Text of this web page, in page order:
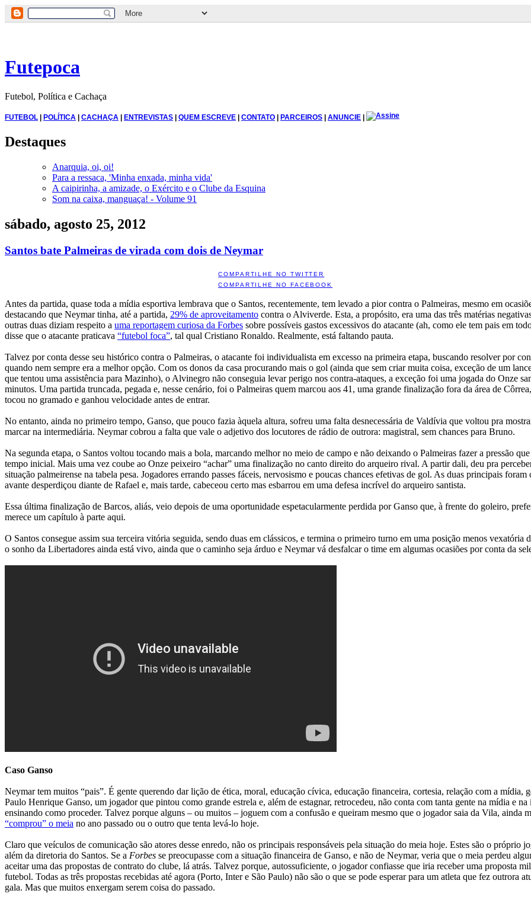
Futepoca
Futebol, Política e Cachaça
FUTEBOL | POLÍTICA | CACHAÇA | ENTREVISTAS | QUEM ESCREVE | CONTATO | PARCEIROS | ANUNCIE |
Destaques
Anarquia, oi, oi!
Para a ressaca, 'Minha enxada, minha vida'
A caipirinha, a amizade, o Exército e o Clube da Esquina
Som na caixa, manguaça! - Volume 91
sábado, agosto 25, 2012
Santos bate Palmeiras de virada com dois de Neymar
COMPARTILHE NO TWITTER
COMPARTILHE NO FACEBOOK
Antes da partida, quase toda a mídia esportiva lembrava que o Santos, recentemente, tem levado a pior contra o Palmeiras, mesmo em
destacando que Neymar tinha, até a partida, 29% de aproveitamento contra o Alviverde. Esta, a propósito, era uma das três matérias
outras duas diziam respeito a uma reportagem curiosa da Forbes sobre possíveis gastos excessivos do atacante (ah, como ele tem pais em
disse que o atacante praticava “futebol foca”, tal qual Cristiano Ronaldo. Realmente, está faltando pauta.
Talvez por conta desse seu histórico contra o Palmeiras, o atacante foi individualista em excesso na primeira etapa, buscando resolver por
quando nem sempre era a melhor opção. Com os donos da casa procurando mais o gol (ainda que sem criar muita coisa, exceção de um
que tentou uma assistência para Mazinho), o Alvinegro não conseguia levar perigo nos contra-ataques, a exceção foi uma jogada do Onze
minutos. Uma partida truncada, pegada e, nesse cenário, foi o Palmeiras quem marcou aos 41, uma grande finalização fora da área de
tocou no gramado e ganhou velocidade antes de entrar.
No entanto, ainda no primeiro tempo, Ganso, que pouco fazia àquela altura, sofreu uma falta desnecessária de Valdívia que voltou pra
marcar na intermediária. Neymar cobrou a falta que vale o adjetivo dos locutores de rádio de outrora: magistral, sem chances para Bruno.
Na segunda etapa, o Santos voltou tocando mais a bola, marcando melhor no meio de campo e não deixando o Palmeiras fazer a pressão
tempo inicial. Mais uma vez coube ao Onze peixeiro “achar” uma finalização no canto direito do arqueiro rival. A partir dali, deu pra
situação palmeirense na tabela pesa. Jogadores errando passes fáceis, nervosismo e poucas chances efetivas de gol. As duas principais
avante desperdiçou diante de Rafael e, mais tarde, cabeceou certo mas esbarrou em uma defesa incrível do arqueiro santista.
Essa última finalização de Barcos, aliás, veio depois de uma oportunidade espetacularmente perdida por Ganso que, à frente do goleiro,
merece um capítulo à parte aqui.
O Santos consegue assim sua terceira vitória seguida, sendo duas em clássicos, e termina o primeiro turno em uma posição menos
o sonho da Libertadores ainda está vivo, ainda que o caminho seja árduo e Neymar vá desfalcar o time em algumas ocasiões por conta da
Caso Ganso
Neymar tem muitos “pais”. É gente querendo dar lição de ética, moral, educação cívica, educação financeira, cortesia, relação com a mídia,
Paulo Henrique Ganso, um jogador que pintou como grande estrela e, além de estagnar, retrocedeu, não conta com tanta gente na mídia e
ensinando como proceder. Talvez porque alguns – ou muitos – joguem com a confusão e queiram mesmo que o jogador saia da Vila, ainda
“comprou” o meia no ano passado ou o outro que tenta levá-lo hoje.
Claro que veículos de comunicação são atores desse enredo, não os principais responsáveis pela situação do meia hoje. Estes são o próprio
além da diretoria do Santos. Se a Forbes se preocupasse com a situação financeira de Ganso, e não de Neymar, veria que o meia perdeu
aceitar uma das propostas de contrato do clube, lá atrás. Talvez porque, autossuficiente, o jogador confiasse que iria receber uma proposta
futebol. Todas as três propostas recebidas até agora (Porto, Inter e São Paulo) não são o que se pode esperar para um atleta que fez outrora
gala. Mas que muitos enxergam serem coisa do passado.